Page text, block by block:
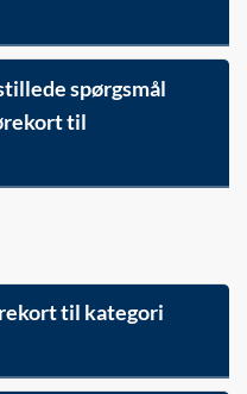
spørgsmål
til
til kategori